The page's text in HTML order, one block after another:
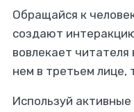
Обращайся к
создают
вовлекает читателя
нем в третьем лице,
Используй